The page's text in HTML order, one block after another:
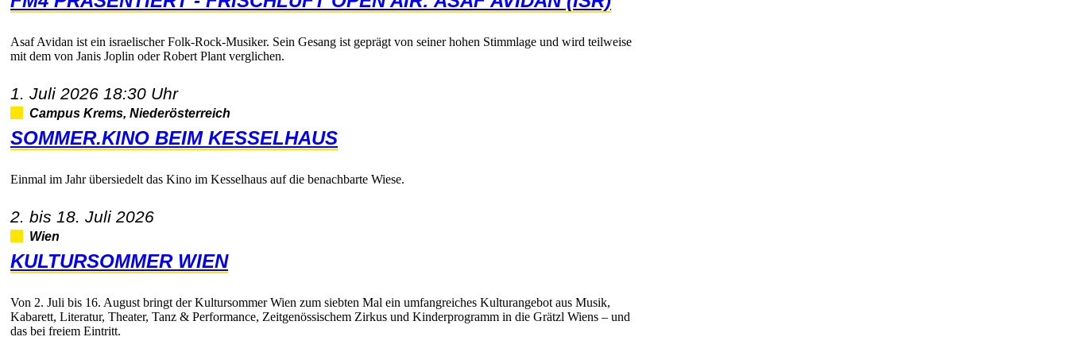
AsafAvidanisteinisraelischerFolk-Rock-Musiker.SeinGesangistgeprägtvonseinerhohenStimmlageundwirdteilweise
mitdemvonJanisJoplinoderRobertPlantverglichen.
1.Juli202618:30Uhr
CampusKrems,Niederösterreich
SOMMER.KINOBEIMKESSELHAUS
EinmalimJahrübersiedeltdasKinoimKesselhausaufdiebenachbarteWiese.
2.bis18.Juli2026
Wien
KULTURSOMMERWIEN
Von2.Julibis16.AugustbringtderKultursommerWienzumsiebtenMaleinumfangreichesKulturangebotausMusik,
Kabarett,Literatur,Theater,Tanz&Performance,ZeitgenössischemZirkusundKinderprogrammindieGrätzlWiens–und
dasbeifreiemEintritt.